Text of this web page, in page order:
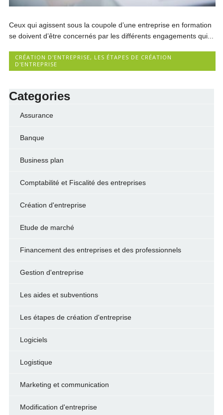
Ceux qui agissent sous la coupole d’une entreprise en formation
se doivent d’être concernés par les différents engagements qui...
CRÉATION D'ENTREPRISE, LES ÉTAPES DE CRÉATION
D'ENTREPRISE
Categories
Assurance
Banque
Business plan
Comptabilité et Fiscalité des entreprises
Création d'entreprise
Etude de marché
Financement des entreprises et des professionnels
Gestion d'entreprise
Les aides et subventions
Les étapes de création d'entreprise
Logiciels
Logistique
Marketing et communication
Modification d'entreprise